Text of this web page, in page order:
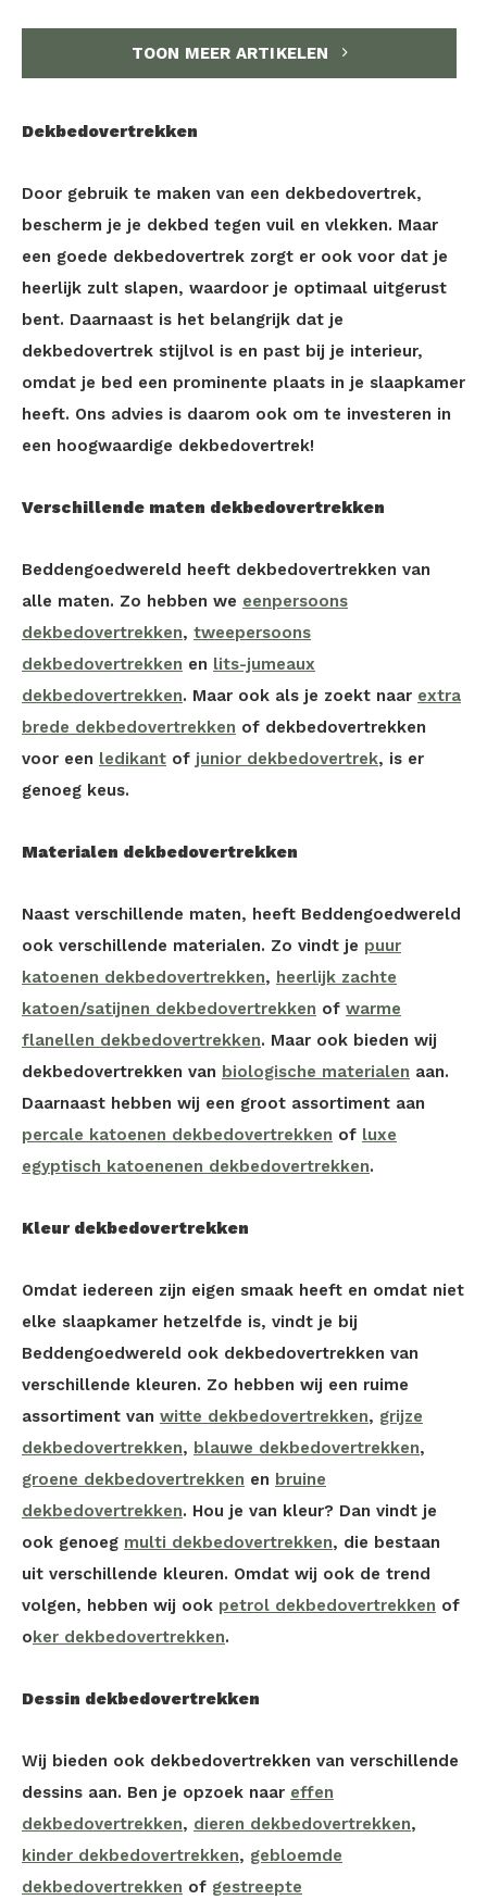
TOON MEER ARTIKELEN
Dekbedovertrekken
Door gebruik te maken van een dekbedovertrek,
bescherm je je dekbed tegen vuil en vlekken. Maar
een goede dekbedovertrek zorgt er ook voor dat je
heerlijk zult slapen, waardoor je optimaal uitgerust
bent. Daarnaast is het belangrijk dat je
dekbedovertrek stijlvol is en past bij je interieur,
omdat je bed een prominente plaats in je slaapkamer
heeft. Ons advies is daarom ook om te investeren in
een hoogwaardige dekbedovertrek!
Verschillende maten dekbedovertrekken
Beddengoedwereld heeft dekbedovertrekken van
alle maten. Zo hebben we eenpersoons
dekbedovertrekken, tweepersoons
dekbedovertrekken en lits-jumeaux
dekbedovertrekken. Maar ook als je zoekt naar extra
brede dekbedovertrekken of dekbedovertrekken
voor een ledikant of junior dekbedovertrek, is er
genoeg keus.
Materialen dekbedovertrekken
Naast verschillende maten, heeft Beddengoedwereld
ook verschillende materialen. Zo vindt je puur
katoenen dekbedovertrekken, heerlijk zachte
katoen/satijnen dekbedovertrekken of warme
flanellen dekbedovertrekken. Maar ook bieden wij
dekbedovertrekken van biologische materialen aan.
Daarnaast hebben wij een groot assortiment aan
percale katoenen dekbedovertrekken of luxe
egyptisch katoenenen dekbedovertrekken.
Kleur dekbedovertrekken
Omdat iedereen zijn eigen smaak heeft en omdat niet
elke slaapkamer hetzelfde is, vindt je bij
Beddengoedwereld ook dekbedovertrekken van
verschillende kleuren. Zo hebben wij een ruime
assortiment van witte dekbedovertrekken, grijze
dekbedovertrekken, blauwe dekbedovertrekken,
groene dekbedovertrekken en bruine
dekbedovertrekken. Hou je van kleur? Dan vindt je
ook genoeg multi dekbedovertrekken, die bestaan
uit verschillende kleuren. Omdat wij ook de trend
volgen, hebben wij ook petrol dekbedovertrekken of
o ker dekbedovertrekken.
Dessin dekbedovertrekken
Wij bieden ook dekbedovertrekken van verschillende
dessins aan. Ben je opzoek naar effen
dekbedovertrekken, dieren dekbedovertrekken,
kinder dekbedovertrekken, gebloemde
dekbedovertrekken of gestreepte